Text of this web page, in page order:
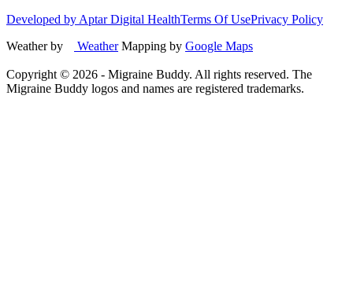
Developed by Aptar Digital HealthTerms Of UsePrivacy Policy
Weather by
WeatherMapping by Google Maps
Copyright © 2026 - Migraine Buddy. All rights reserved. The
Migraine Buddy logos and names are registered trademarks.